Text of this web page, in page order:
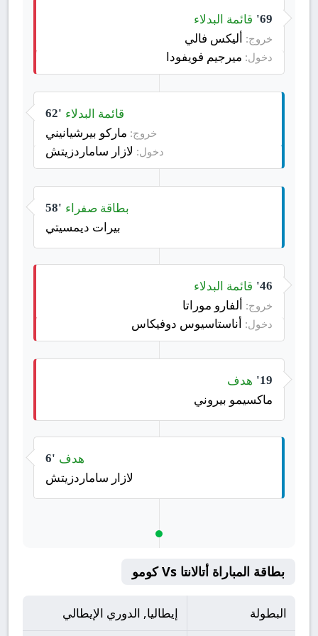
69' قائمة البدلاء
خروج: أليكس فالي
دخول: ميرجيم فويفودا
62' قائمة البدلاء
خروج: ماركو بيرشيانيني
دخول: لازار ساماردزيتش
58' بطاقة صفراء
بيرات ديمسيتي
46' قائمة البدلاء
خروج: ألفارو موراتا
دخول: أناستاسيوس دوفيكاس
19'
هدف
ماكسيمو بيروني
6' هدف
لازار ساماردزيتش
بطاقة المباراة أتالانتا Vs كومو
البطولة إيطاليا, الدوري الإيطالي